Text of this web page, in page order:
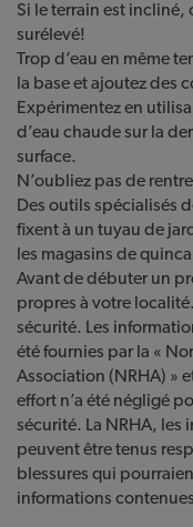
Si le terrain est
surélevé!
Trop d’eau en même
la base et ajoutez des
Expérimentez en
d’eau chaude sur la
surface.
N’oubliez pas de
Des outils spécialisés
fixent à un tuyau de
les magasins de
Avant de débuter un
propres à votre
sécurité. Les
été fournies par la «
Association (NRHA) »
effort n’a été négligé
sécurité. La NRHA, les
peuvent être tenus
blessures qui
informations